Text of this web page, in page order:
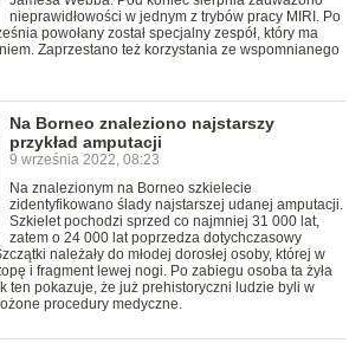
nieprawidłowości w jednym z trybów pracy MIRI. Po
powołany został specjalny zespół, który ma
Zaprzestano też korzystania ze wspomnianego
Na Borneo znaleziono najstarszy
przykład amputacji
9 września 2022, 08:23
Na znalezionym na Borneo szkielecie
zidentyfikowano ślady najstarszej udanej amputacji.
Szkielet pochodzi sprzed co najmniej 31 000 lat,
zatem o 24 000 lat poprzedza dotychczasowy
należały do młodej dorosłej osoby, której w
i fragment lewej nogi. Po zabiegu osoba ta żyła
ten pokazuje, że już prehistoryczni ludzie byli w
procedury medyczne.